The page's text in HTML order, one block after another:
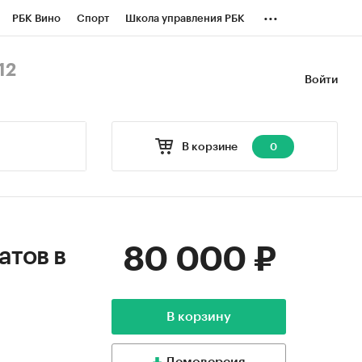
РБК Вино Спорт Школа управления РБК ...
Войти
В корзине 0
в
80 000 ₽
В корзину